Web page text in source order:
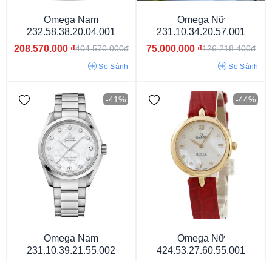
Omega Nam
232.58.38.20.04.001
208.570.000 ₫404.570.000đ
So Sánh
Omega Nữ
231.10.34.20.57.001
75.000.000 ₫126.218.400đ
So Sánh
-41%
Omega Nam
231.10.39.21.55.002
-44%
Omega Nữ
424.53.27.60.55.001